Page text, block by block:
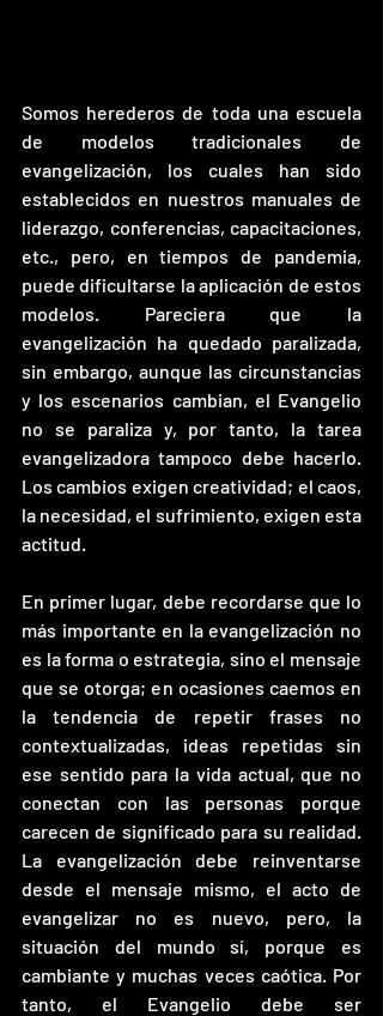
Somos herederos de toda una escuela
de modelos tradicionales de
evangelización, los cuales han sido
establecidos en nuestros manuales de
liderazgo, conferencias, capacitaciones,
etc., pero, en tiempos de pandemia,
puede dificultarse la aplicación de estos
modelos. Pareciera que la
evangelización ha quedado paralizada,
sin embargo, aunque las circunstancias
y los escenarios cambian, el Evangelio
no se paraliza y, por tanto, la tarea
evangelizadora tampoco debe hacerlo.
Los cambios exigen creatividad; el caos,
la necesidad, el sufrimiento, exigen esta
actitud.
En primer lugar, debe recordarse que lo
más importante en la evangelización no
es la forma o estrategia, sino el mensaje
que se otorga; en ocasiones caemos en
la tendencia de repetir frases no
contextualizadas, ideas repetidas sin
ese sentido para la vida actual, que no
conectan con las personas porque
carecen de significado para su realidad.
La evangelización debe reinventarse
desde el mensaje mismo, el acto de
evangelizar no es nuevo, pero, la
situación del mundo sí, porque es
cambiante y muchas veces caótica. Por
tanto, el Evangelio debe ser